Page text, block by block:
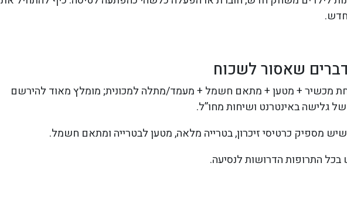
שאסור לשכוח
מכשיר + מטען + מתאם חשמל + מעמד/מתלה למכונית; מומלץ מאוד להירשם
של גלישה באינטרנט ושיחות מחו”ל.
מספיק כרטיסי זיכרון, בטרייה מלאה, מטען לבטרייה ומתאם חשמל.
התרופות הדרושות לנסיעה.